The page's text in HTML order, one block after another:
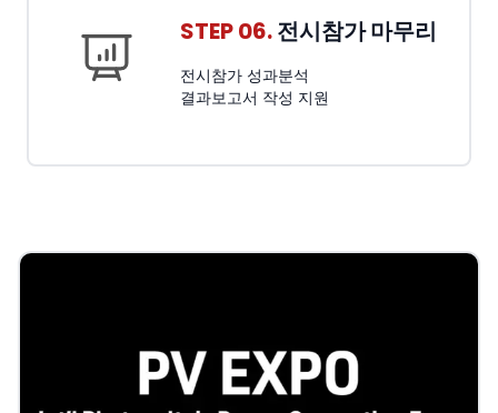
STEP 06.전시참가 마무리
전시참가 성과분석
결과보고서 작성 지원